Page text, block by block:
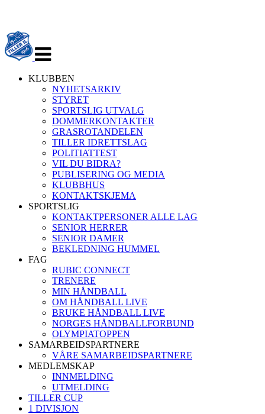
navigasjon
KLUBBEN
NYHETSARKIV
STYRET
SPORTSLIG UTVALG
DOMMERKONTAKTER
GRASROTANDELEN
TILLER IDRETTSLAG
POLITIATTEST
VIL DU BIDRA?
PUBLISERING OG MEDIA
KLUBBHUS
KONTAKTSKJEMA
SPORTSLIG
KONTAKTPERSONER ALLE LAG
SENIOR HERRER
SENIOR DAMER
BEKLEDNING HUMMEL
FAG
RUBIC CONNECT
TRENERE
MIN HÅNDBALL
OM HÅNDBALL LIVE
BRUKE HÅNDBALL LIVE
NORGES HÅNDBALLFORBUND
OLYMPIATOPPEN
SAMARBEIDSPARTNERE
VÅRE SAMARBEIDSPARTNERE
MEDLEMSKAP
INNMELDING
UTMELDING
TILLER CUP
1 DIVISJON